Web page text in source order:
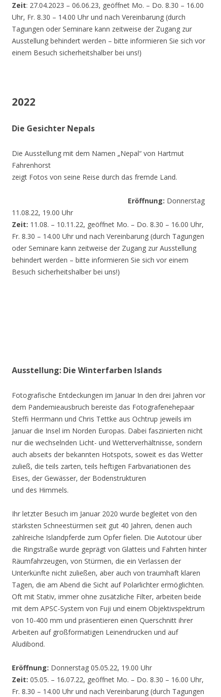
Zeit: 27.04.2023 – 06.06.23, geöffnet Mo. – Do. 8.30 – 16.00
Uhr, Fr. 8.30 – 14.00 Uhr und nach Vereinbarung (durch
Tagungen oder Seminare kann zeitweise der Zugang zur
Ausstellung behindert werden – bitte informieren Sie sich vor
einem Besuch sicherheitshalber bei uns!)
2022
Die Gesichter Nepals
Die Ausstellung mit dem Namen „Nepal“ von Hartmut
Fahrenhorst
zeigt Fotos von seine Reise durch das fremde Land.
Eröffnung: Donnerstag
11.08.22, 19.00 Uhr
Zeit: 11.08. – 10.11.22, geöffnet Mo. – Do. 8.30 – 16.00 Uhr,
Fr. 8.30 – 14.00 Uhr und nach Vereinbarung (durch Tagungen
oder Seminare kann zeitweise der Zugang zur Ausstellung
behindert werden – bitte informieren Sie sich vor einem
Besuch sicherheitshalber bei uns!)
Ausstellung: Die Winterfarben Islands
Fotografische Entdeckungen im Januar In den drei Jahren vor
dem Pandemieausbruch bereiste das Fotografenehepaar
Steffi Herrmann und Chris Tettke aus Ochtrup jeweils im
Januar die Insel im Norden Europas. Dabei faszinierten nicht
nur die wechselnden Licht- und Wetterverhältnisse, sondern
auch abseits der bekannten Hotspots, soweit es das Wetter
zuließ, die teils zarten, teils heftigen Farbvariationen des
Eises, der Gewässer, der Bodenstrukturen
und des Himmels.
Ihr letzter Besuch im Januar 2020 wurde begleitet von den
stärksten Schneestürmen seit gut 40 Jahren, denen auch
zahlreiche Islandpferde zum Opfer fielen. Die Autotour über
die Ringstraße wurde geprägt von Glatteis und Fahrten hinter
Räumfahrzeugen, von Stürmen, die ein Verlassen der
Unterkünfte nicht zuließen, aber auch von traumhaft klaren
Tagen, die am Abend die Sicht auf Polarlichter ermöglichten.
Oft mit Stativ, immer ohne zusätzliche Filter, arbeiten beide
mit dem APSC-System von Fuji und einem Objektivspektrum
von 10-400 mm und präsentieren einen Querschnitt ihrer
Arbeiten auf großformatigen Leinendrucken und auf
Aludibond.
Eröffnung: Donnerstag 05.05.22, 19.00 Uhr
Zeit: 05.05. – 16.07.22, geöffnet Mo. – Do. 8.30 – 16.00 Uhr,
Fr. 8.30 – 14.00 Uhr und nach Vereinbarung (durch Tagungen